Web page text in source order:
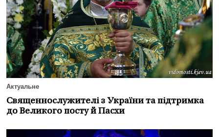
Актуальне
Священнослужителі з України та підтримка
до Великого посту й Пасхи